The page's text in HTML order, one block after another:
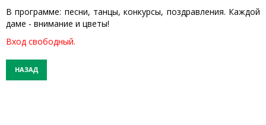
В программе: песни, танцы, конкурсы, поздравления. Каждой
даме - внимание и цветы!
Вход свободный.
НАЗАД